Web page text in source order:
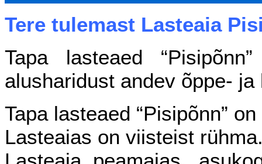
Tere tulemast Lasteaia
Tapa lasteaed
alusharidust andev õppe-
Tapa lasteaed “Pisipõnn”
Lasteaias on viisteist